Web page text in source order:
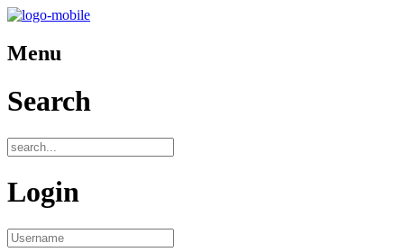
Menu
Search
Login